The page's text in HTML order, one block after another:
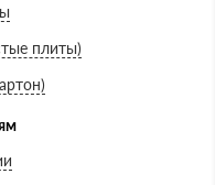
плиты)